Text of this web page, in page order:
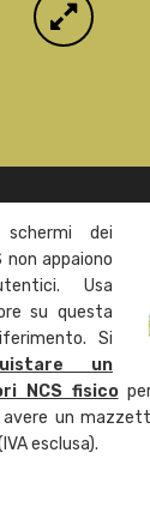
dei
non appaiono
Usa
su questa
Si
un
NCS fisicoper
un
esclusa).